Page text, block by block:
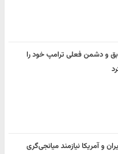
و دشمن فعلی ترامپ خود را
و آمریکا نیازمند میانجی‌گری